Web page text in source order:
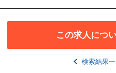
この求人につ
検索結果